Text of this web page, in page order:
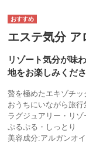
エステ気分 ア
リゾート気分が味
地をお楽しみくださ
贅を極めたエキゾチ
おうちにいながら旅行
ラグジュアリー・リゾ
ぷるぷる・しっとり
美容成分:アルガンオ